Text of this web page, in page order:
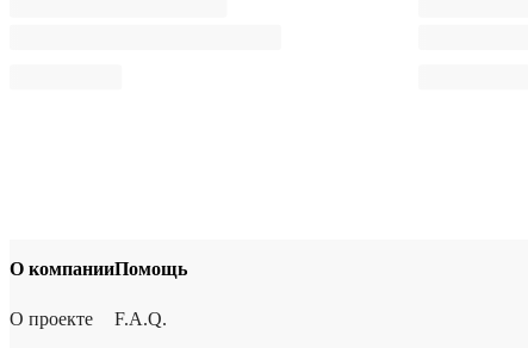
О компании
О проекте
Помощь
F.A.Q.